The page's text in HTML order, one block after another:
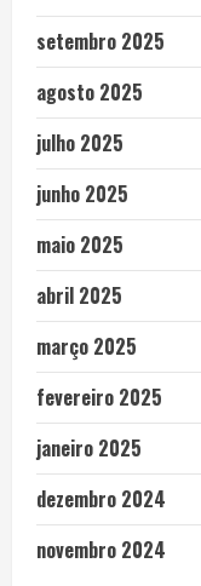
setembro 2025
agosto 2025
julho 2025
junho 2025
maio 2025
abril 2025
março 2025
fevereiro 2025
janeiro 2025
dezembro 2024
novembro 2024